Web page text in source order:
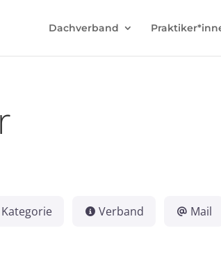
Dachverband
Kategorie Verband Mail